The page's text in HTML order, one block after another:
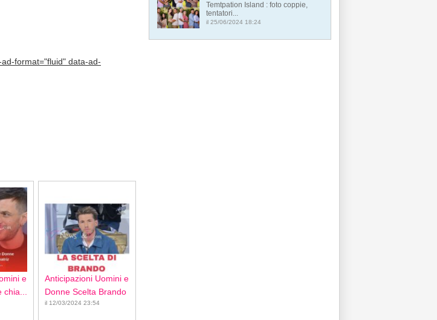
format="fluid" data-ad-
e
Anticipazioni Uomini e
Donne Scelta Brando
il 12/03/2024 23:54
Temtpation Island : foto coppie,
tentatori...
il 25/06/2024 18:24